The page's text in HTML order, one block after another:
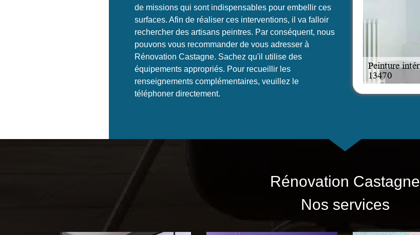
de missions qui sont indispensables pour embellir ces
surfaces. Afin de réaliser ces interventions, il va falloir
rechercher des artisans peintres. Par conséquent, nous
pouvons vous recommander de vous adresser à
Rénovation Castagne. Sachez qu'il utilise des
équipements appropriés. Pour recueillir les
renseignements complémentaires, veuillez le
téléphoner directement.
Rénovation Castagne
Nos services